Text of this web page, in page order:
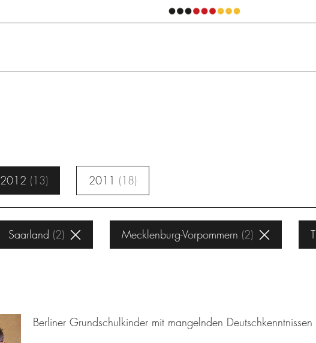
2012 13 2011 18
Saarland 2 Mecklenburg-Vorpommern 2
Berliner Grundschulkinder mit mangelnden